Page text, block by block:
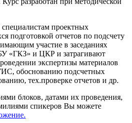
проектных
подготовкой отчетов по подсчету
участие в заседаниях
«ГКЗ» и ЦКР и затрагивают
экспертизы материалов
обоснованию подсчетных
тех.проверке отчетов и др.
блоков, датами их проведения,
спикеров Вы можете